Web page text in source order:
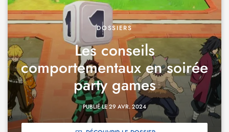
DOSSIERS
Les conseils
comportementaux en soirée
party games
PUBLIÉ LE 29 AVR. 2024